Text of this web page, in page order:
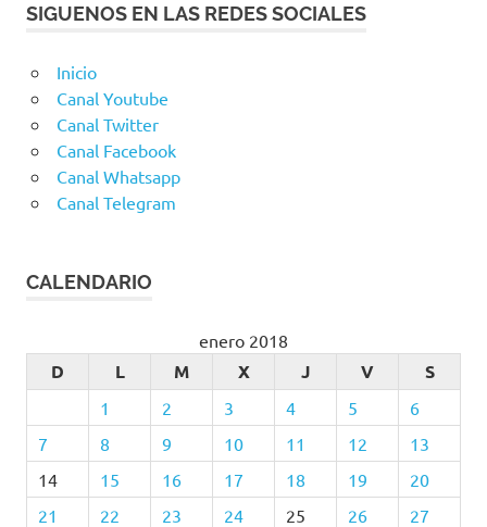
SIGUENOS EN LAS REDES SOCIALES
Inicio
Canal Youtube
Canal Twitter
Canal Facebook
Canal Whatsapp
Canal Telegram
CALENDARIO
enero 2018
D L M X J V S
1 2 3 4 5
6
7
8 9 10 11 12
13
14
15 16 17 18 19
20
21
22 23 24 25 26
27